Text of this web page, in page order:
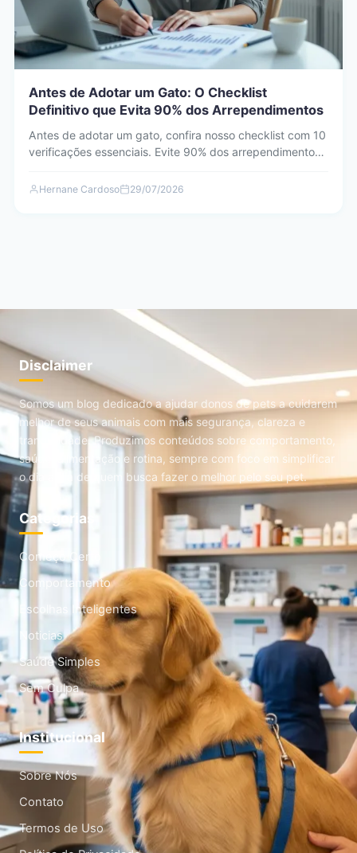
Antes de Adotar um Gato: O Checklist
Definitivo que Evita 90% dos Arrependimentos
Antes de adotar um gato, confira nosso checklist com 10
verificações essenciais. Evite 90% dos arrependimentos
Hernane Cardoso 29/07/2026
Disclaimer
Somos um blog dedicado a ajudar donos de pets a cuidarem
melhor de seus animais com mais segurança, clareza e
tranquilidade. Produzimos conteúdos sobre comportamento,
saúde, alimentação e rotina, sempre com foco em simplificar
o dia a dia de quem busca fazer o melhor pelo seu pet.
Categorias
Começo Certo
Comportamento
Escolhas Inteligentes
Noticias
Saúde Simples
Sem Culpa
Institucional
Sobre Nós
Contato
Termos de Uso